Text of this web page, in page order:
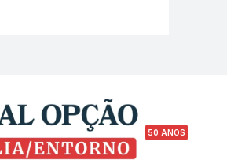
50 ANOS